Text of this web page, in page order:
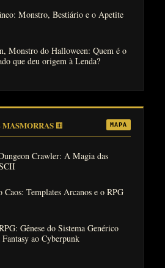
Monstro, Bestiário e o Apetite
Monstro do Halloween: Quem é o
que deu origem à Lenda?
⚅ MAPA
Crawler: A Magia das
Templates Arcanos e o RPG
Gênese do Sistema Genérico
ao Cyberpunk